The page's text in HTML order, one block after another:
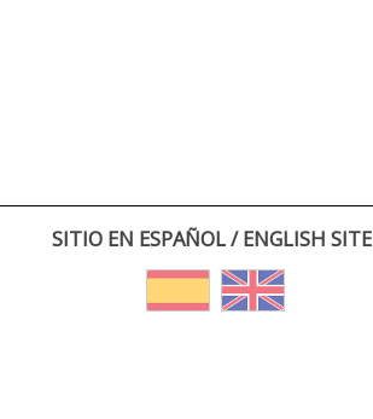
SITIO EN ESPAÑOL / ENGLISH SITE